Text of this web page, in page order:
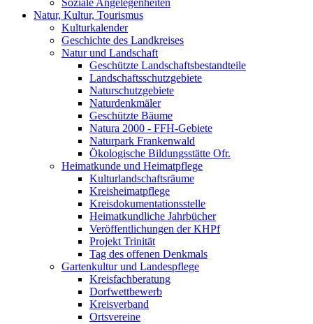
Soziale Angelegenheiten
Natur, Kultur, Tourismus
Kulturkalender
Geschichte des Landkreises
Natur und Landschaft
Geschützte Landschaftsbestandteile
Landschaftsschutzgebiete
Naturschutzgebiete
Naturdenkmäler
Geschützte Bäume
Natura 2000 - FFH-Gebiete
Naturpark Frankenwald
Ökologische Bildungsstätte Ofr.
Heimatkunde und Heimatpflege
Kulturlandschaftsräume
Kreisheimatpflege
Kreisdokumentationsstelle
Heimatkundliche Jahrbücher
Veröffentlichungen der KHPf
Projekt Trinität
Tag des offenen Denkmals
Gartenkultur und Landespflege
Kreisfachberatung
Dorfwettbewerb
Kreisverband
Ortsvereine